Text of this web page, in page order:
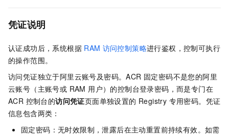
凭证说明
认证成功后，系统根据 RAM 访问控制策略进行鉴权，控制可执行
的操作范围。
访问凭证独立于阿里云账号及密码。ACR 固定密码不是您的阿里
云账号（主账号或 RAM 用户）的控制台登录密码，而是专门在
ACR 控制台的访问凭证页面单独设置的 Registry 专用密码。凭证
信息包含两类：
固定密码：无时效限制，泄露后在主动重置前持续有效。如需